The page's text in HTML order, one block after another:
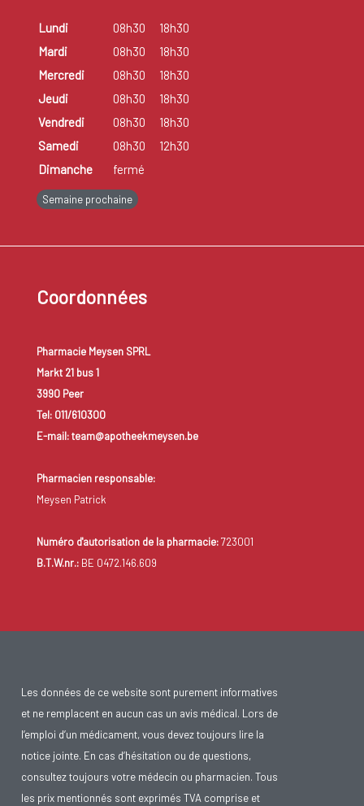
Lundi 08h30
18h30
Mardi
08h30
18h30
Mercredi
08h30
18h30
Jeudi
08h30
18h30
Vendredi
08h30
18h30
Samedi
08h30
12h30
Dimanche
fermé
Semaine prochaine
Coordonnées
Pharmacie Meysen SPRL
Markt 21 bus 1
3990 Peer
Tel: 011/610300
E-mail: team@apotheekmeysen.be
Pharmacien responsable:
Meysen Patrick
Numéro d'autorisation de la pharmacie:723001
B.T.W.nr.:BE 0472.146.609
Les données de ce website sont purement informatives
et ne remplacent en aucun cas un avis médical. Lors de
l’emploi d’un médicament, vous devez toujours lire la
notice jointe. En cas d’hésitation ou de questions,
consultez toujours votre médecin ou pharmacien. Tous
les prix mentionnés sont exprimés TVA comprise et